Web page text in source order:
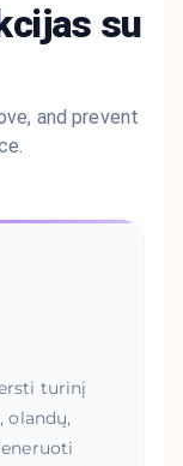
su
and prevent
turinį
olandų,